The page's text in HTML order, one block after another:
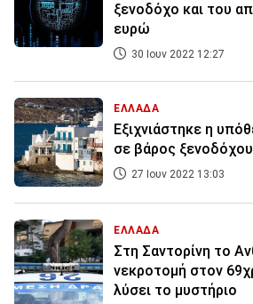
ξενοδόχο και του
ευρώ
30 Ιουν 2022 12:27
ΕΛΛΑΔΑ
Εξιχνιάστηκε η
σε βάρος
27 Ιουν 2022 13:03
ΕΛΛΑΔΑ
Στη Σαντορίνη το
νεκροτομή στον
λύσει το μυστήριο